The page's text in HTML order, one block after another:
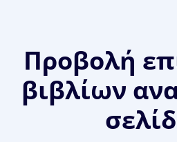
Προβολή
βιβλίων